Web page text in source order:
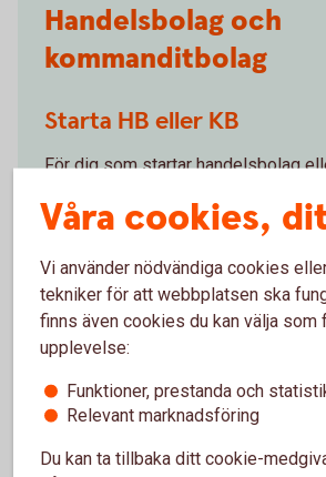
Handelsbolag och
kommanditbolag
Starta HB eller KB
För dig som startar handelsbolag
kommanditbolag
Byt bank till Sparbanken
med befintligt HB/KB
kommanditbolag och vill byta bank
Våra cookies,
Vi använder nödvändiga cookies
tekniker för att webbplatsen ska
finns även cookies du kan välja som
upplevelse:
Funktioner, prestanda och
Relevant marknadsföring
Du kan ta tillbaka ditt cookie-